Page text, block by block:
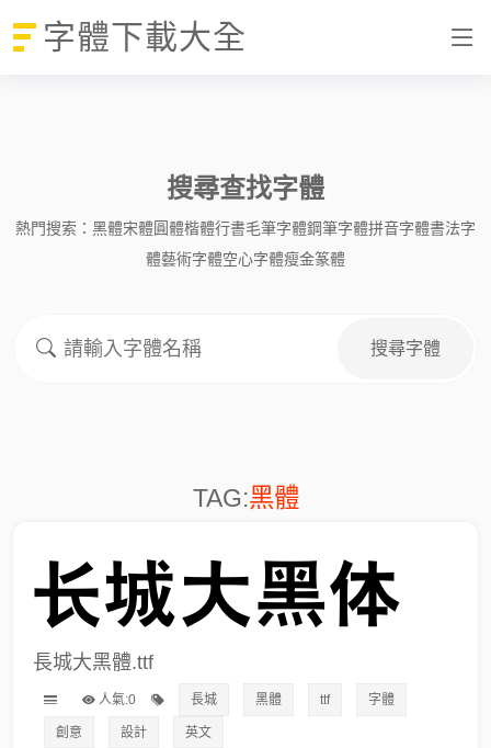
字體下載大全
搜尋查找字體
熱門搜索： 黑體宋體圓體楷體行書毛筆字體鋼筆字體拼音字體書法字
體藝術字體空心字體瘦金篆體
TAG:黑體
長城大黑體.ttf
人氣:0 長城 黑體 ttf 字體
創意 設計 英文